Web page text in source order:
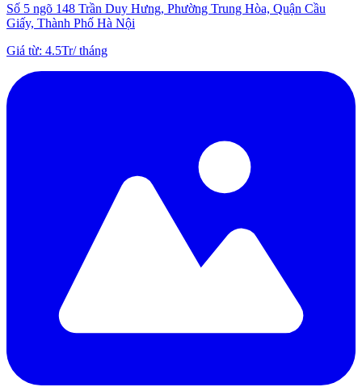
Số 5 ngõ 148 Trần Duy Hưng, Phường Trung Hòa, Quận Cầu
Giấy, Thành Phố Hà Nội
Giá từ: 4.5Tr/tháng